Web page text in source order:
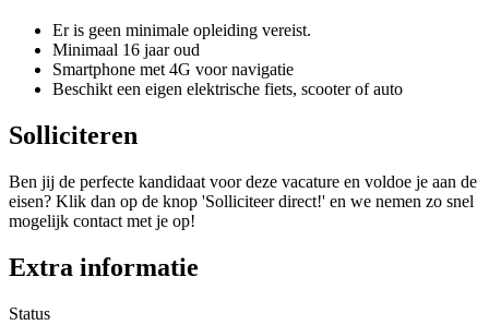
Er is geen minimale opleiding vereist.
Minimaal 16 jaar oud
Smartphone met 4G voor navigatie
Beschikt een eigen elektrische fiets, scooter of auto
Solliciteren
Ben jij de perfecte kandidaat voor deze vacature en voldoe je aan de
eisen? Klik dan op de knop 'Solliciteer direct!' en we nemen zo snel
mogelijk contact met je op!
Extra informatie
Status